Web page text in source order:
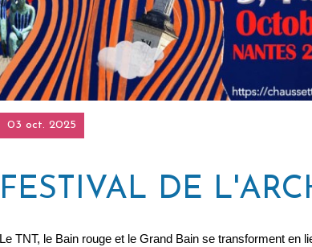
03 oct. 2025
FESTIVAL DE
Le TNT, le Bain rouge et le Grand Bain se transforment en